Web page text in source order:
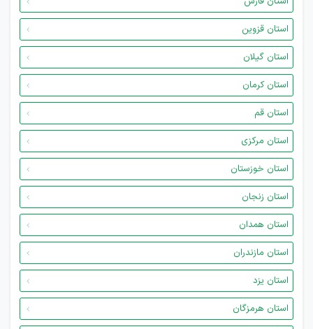
استان قزوین
استان گیلان
استان کرمان
استان قم
استان مرکزی
استان خوزستان
استان زنجان
استان همدان
استان مازندران
استان یزد
استان هرمزگان